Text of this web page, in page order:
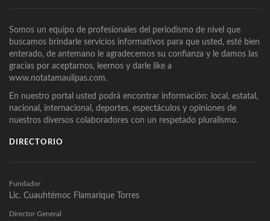
Somos un equipo de profesionales del periodismo de nivel que
buscamos brindarle servicios informativos para que usted, esté bien
enterado, de antemano le agradecemos su confianza y le damos las
gracias por aceptarnos, leernos y darle like a
www.notatamaulipas.com.
En nuestro portal usted podrá encontrar información: local, estatal,
nacional, internacional, deportes, espectáculos y opiniones de
nuestros diversos colaboradores con un respetado pluralismo.
DIRECTORIO
Fundador
Lic. Cuauhtémoc Flamarique Torres
Director General